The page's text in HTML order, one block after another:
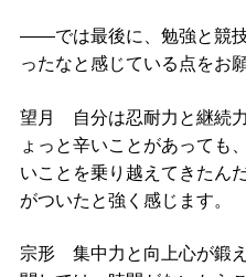
――では最後に、勉強と競
ったなと感じている点をお
望月 自分は忍耐力と継続
ょっと辛いことがあっても
いことを乗り越えてきたん
がついたと強く感じます。
宗形 集中力と向上心が鍛